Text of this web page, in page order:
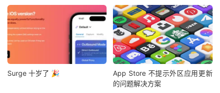
Surge 十岁了 🎉
App Store 不提示外区应用更新
的问题解决方案